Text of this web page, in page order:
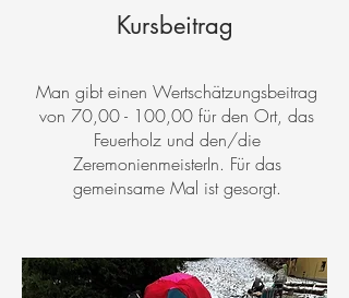
Kursbeitrag
Man gibt einen Wertschätzungsbeitrag
von 70,00 - 100,00 für den Ort, das
Feuerholz und den/die
ZeremonienmeisterIn. Für das
gemeinsame Mal ist gesorgt.